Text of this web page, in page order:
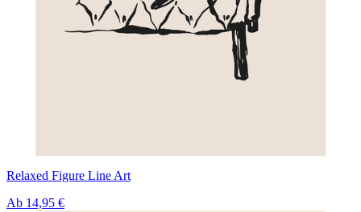
Relaxed Figure Line Art
Ab 14,95 €